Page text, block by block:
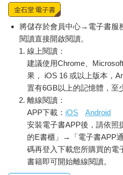
將儲存於會員中心→電子書服
閱讀直接開啟閱讀。
線上閱讀：
建議使用Chrome、
果， iOS 16 或以上版本，
置有6GB以上的記憶體，至
離線閱讀：
APP下載： iOS
Android
安裝電子書APP後，請依
的E書櫃」→「電子書APP
碼再登入下載您所購買的電
書籍即可開始離線閱讀。